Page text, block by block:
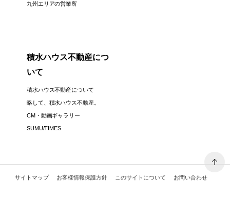
九州エリアの営業所
積水ハウス不動産につ
いて
積水ハウス不動産について
略して、積水ハウス不動産。
CM・動画ギャラリー
SUMU/TIMES
サイトマップ お客様情報保護方針 このサイトについて お問い合わせ